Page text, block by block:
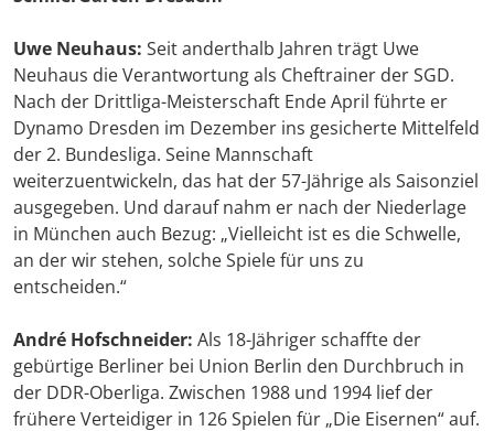
Uwe Neuhaus: Seit anderthalb Jahren trägt Uwe
Neuhaus die Verantwortung als Cheftrainer der SGD.
Nach der Drittliga-Meisterschaft Ende April führte er
Dynamo Dresden im Dezember ins gesicherte Mittelfeld
der 2. Bundesliga. Seine Mannschaft
weiterzuentwickeln, das hat der 57-Jährige als Saisonziel
ausgegeben. Und darauf nahm er nach der Niederlage
in München auch Bezug: „Vielleicht ist es die Schwelle,
an der wir stehen, solche Spiele für uns zu
entscheiden.“
André Hofschneider: Als 18-Jähriger schaffte der
gebürtige Berliner bei Union Berlin den Durchbruch in
der DDR-Oberliga. Zwischen 1988 und 1994 lief der
frühere Verteidiger in 126 Spielen für „Die Eisernen“ auf.